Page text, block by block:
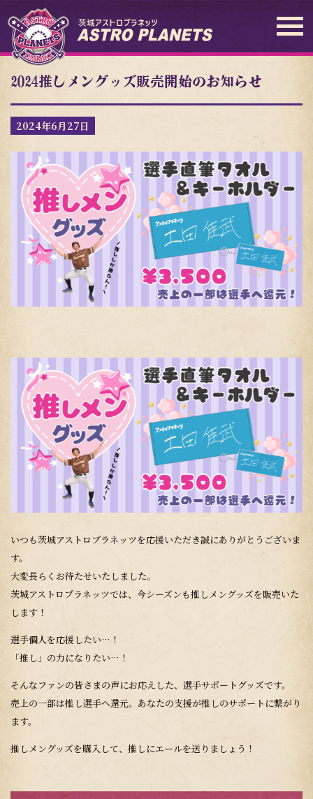
2024推しメングッズ販売開始のお知らせ
2024年6月27日
いつも茨城アストロプラネッツを応援いただき誠にありがとうございま
す。
大変長らくお待たせいたしました。
茨城アストロプラネッツでは、今シーズンも推しメングッズを販売いた
します！
選手個人を応援したい…！
「推し」の力になりたい…！
そんなファンの皆さまの声にお応えした、選手サポートグッズです。
売上の一部は推し選手へ還元。あなたの支援が推しのサポートに繋がり
ます。
推しメングッズを購入して、推しにエールを送りましょう！